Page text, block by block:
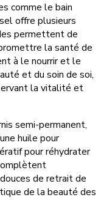
comme le bain
offre plusieurs
permettent de
la santé de
à le nourrir et le
et du soin de soi,
la vitalité et
semi-permanent,
huile pour
pour réhydrater
de retrait de
de la beauté des